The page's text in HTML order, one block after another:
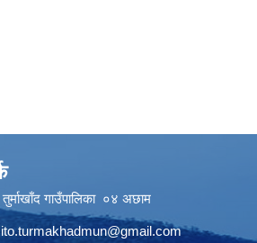
तुर्माखाँद गाउँपालिका ०४ अछाम
ito.turmakhadmun@gmail.com